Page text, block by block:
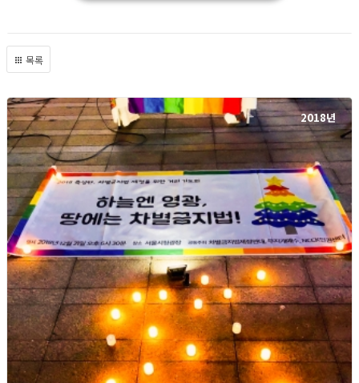
목록
2018년